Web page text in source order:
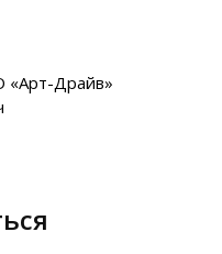
«Арт-Драйв»